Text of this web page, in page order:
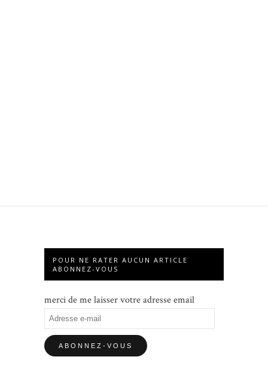
POUR NE RATER AUCUN ARTICLE
ABONNEZ-VOUS
merci de me laisser votre adresse email
Adresse
e-
mail